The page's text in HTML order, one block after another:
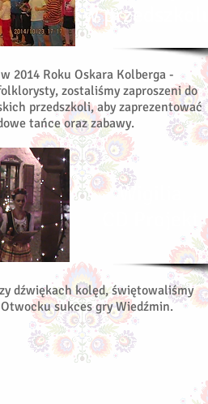
w przedszkolu
2014 Roku Oskara Kolberga -
zostaliśmy zaproszeni do
przedszkoli, aby zaprezentować
tańce oraz zabawy.
Wigilia
CD Projekt
dźwiękach kolęd, świętowaliśmy
sukces gry Wiedźmin.